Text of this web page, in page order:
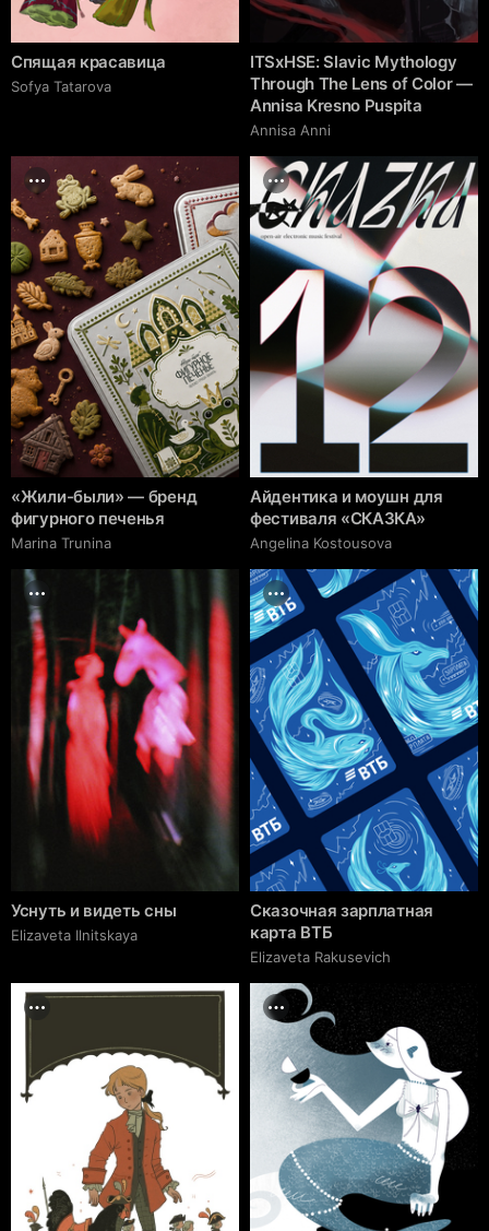
Спящая красавица
Sofya Tatarova
ITSxHSE: Slavic Mythology
Through The Lens of Color —
Annisa Kresno Puspita
Annisa Anni
«Жили-были» — бренд
фигурного печенья
Marina Trunina
Айдентика и моушн для
фестиваля «СКАЗКА»
Angelina Kostousova
Уснуть и видеть сны
Elizaveta Ilnitskaya
Сказочная зарплатная
карта ВТБ
Elizaveta Rakusevich